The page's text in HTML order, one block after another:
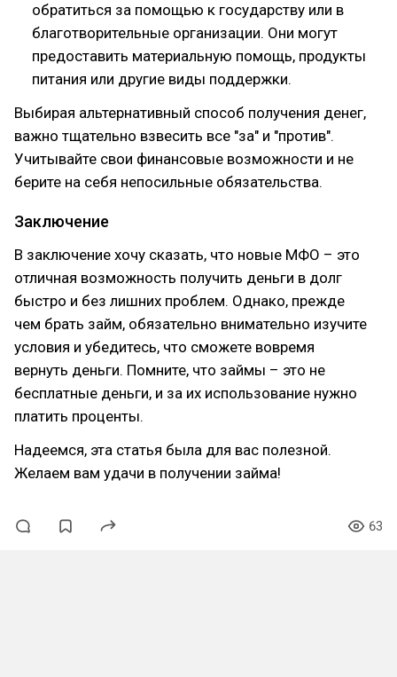
обратиться за помощью к государству или в
благотворительные организации. Они могут
предоставить материальную помощь, продукты
питания или другие виды поддержки.
Выбирая альтернативный способ получения денег,
важно тщательно взвесить все "за" и "против".
Учитывайте свои финансовые возможности и не
берите на себя непосильные обязательства.
Заключение
В заключение хочу сказать, что новые МФО – это
отличная возможность получить деньги в долг
быстро и без лишних проблем. Однако, прежде
чем брать займ, обязательно внимательно изучите
условия и убедитесь, что сможете вовремя
вернуть деньги. Помните, что займы – это не
бесплатные деньги, и за их использование нужно
платить проценты.
Надеемся, эта статья была для вас полезной.
Желаем вам удачи в получении займа!
63